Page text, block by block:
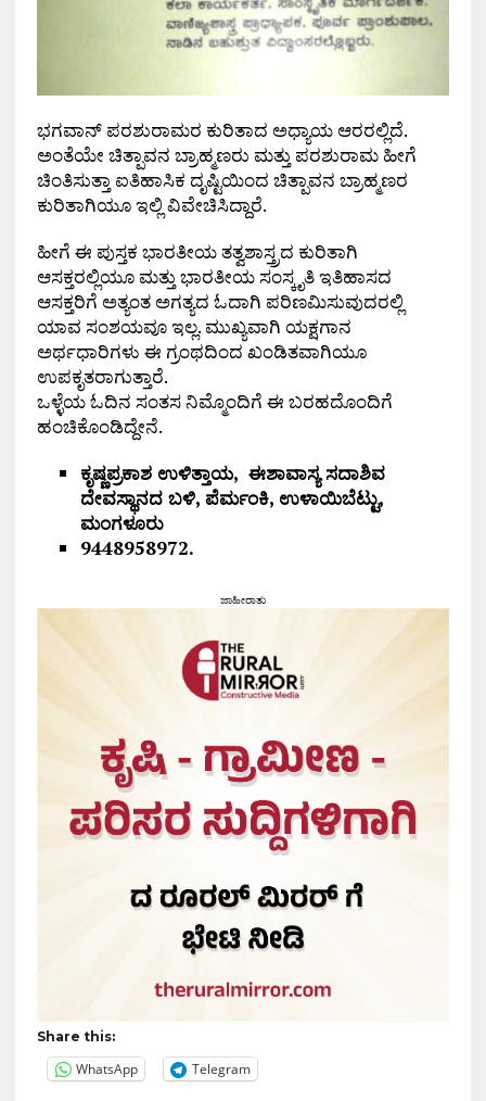
ಭಗವಾನ್ ಪರಶುರಾಮರ ಕುರಿತಾದ ಅಧ್ಯಾಯ ಆರರಲ್ಲಿದೆ.
ಅಂತೆಯೇ ಚಿತ್ಪಾವನ ಬ್ರಾಹ್ಮಣರು ಮತ್ತು ಪರಶುರಾಮ ಹೀಗೆ
ಚಿಂತಿಸುತ್ತಾ ಐತಿಹಾಸಿಕ ದೃಷ್ಟಿಯಿಂದ ಚಿತ್ಪಾವನ ಬ್ರಾಹ್ಮಣರ
ಕುರಿತಾಗಿಯೂ ಇಲ್ಲಿ ವಿವೇಚಿಸಿದ್ದಾರೆ.
ಹೀಗೆ ಈ ಪುಸ್ತಕ ಭಾರತೀಯ ತತ್ವಶಾಸ್ತ್ರದ ಕುರಿತಾಗಿ
ಆಸಕ್ತರಲ್ಲಿಯೂ ಮತ್ತು ಭಾರತೀಯ ಸಂಸ್ಕೃತಿ ಇತಿಹಾಸದ
ಆಸಕ್ತರಿಗೆ ಅತ್ಯಂತ ಅಗತ್ಯದ ಓದಾಗಿ ಪರಿಣಮಿಸುವುದರಲ್ಲಿ
ಯಾವ ಸಂಶಯವೂ ಇಲ್ಲ. ಮುಖ್ಯವಾಗಿ ಯಕ್ಷಗಾನ
ಅರ್ಥಧಾರಿಗಳು ಈ ಗ್ರಂಥದಿಂದ ಖಂಡಿತವಾಗಿಯೂ
ಉಪಕೃತರಾಗುತ್ತಾರೆ.
ಒಳ್ಳೆಯ ಓದಿನ ಸಂತಸ ನಿಮ್ಮೊಂದಿಗೆ ಈ ಬರಹದೊಂದಿಗೆ
ಹಂಚಿಕೊಂಡಿದ್ದೇನೆ.
ಕೃಷ್ಣಪ್ರಕಾಶ ಉಳಿತ್ತಾಯ, ಈಶಾವಾಸ್ಯಸದಾಶಿವ
ದೇವಸ್ಥಾನದ ಬಳಿ, ಪೆರ್ಮಂಕಿ, ಉಳಾಯಿಬೆಟ್ಟು,
ಮಂಗಳೂರು
9448958972.
ಜಾಹೀರಾತು
Share this:
WhatsApp Telegram